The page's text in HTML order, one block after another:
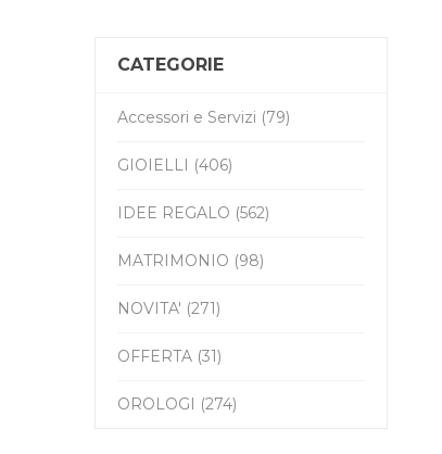
CATEGORIE
Accessori e Servizi (79)
GIOIELLI (406)
IDEE REGALO (562)
MATRIMONIO (98)
NOVITA' (271)
OFFERTA (31)
OROLOGI (274)